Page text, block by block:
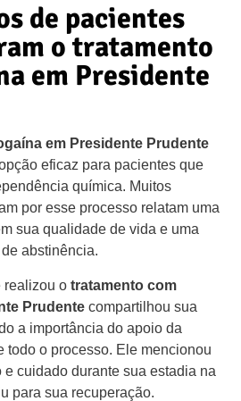
de pacientes
o tratamento
em Presidente
em Presidente Prudente
eficaz para pacientes que
química. Muitos
por esse processo relatam uma
sua qualidade de vida e uma
abstinência.
realizou o tratamento com
Prudente compartilhou sua
a importância do apoio da
todo o processo. Ele mencionou
cuidado durante sua estadia na
para sua recuperação.